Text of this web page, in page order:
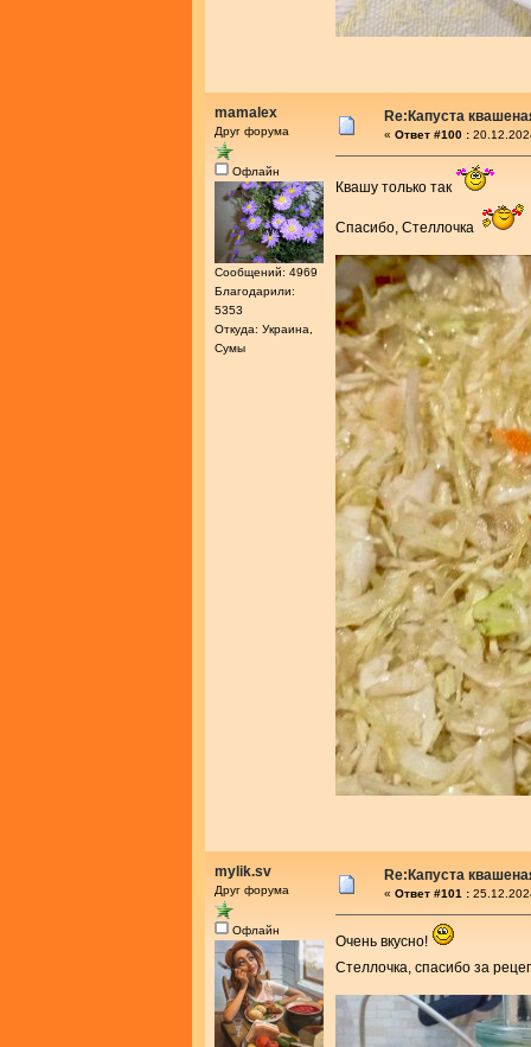
mamalex
Друг форума
Офлайн
Сообщений: 4969
Благодарили:
5353
Откуда: Украина,
Сумы
Re:Капуста
« Ответ #100 :
Квашу только так
Спасибо, Стеллочка
mylik.sv
Друг форума
Офлайн
Re:Капуста
« Ответ #101 :
Очень вкусно!
Стеллочка, спасибо за